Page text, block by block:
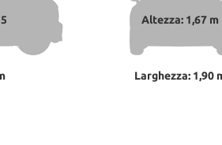
Altezza: 1,67 m
Larghezza: 1,90